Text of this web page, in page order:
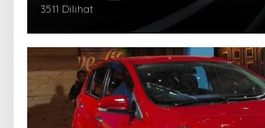
3511 Dilihat